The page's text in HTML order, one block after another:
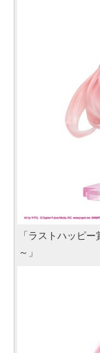
「ラストハッピ
～」